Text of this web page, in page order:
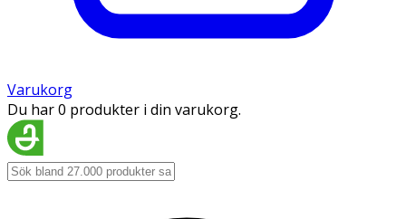
Varukorg
Du har 0 produkter i din varukorg.